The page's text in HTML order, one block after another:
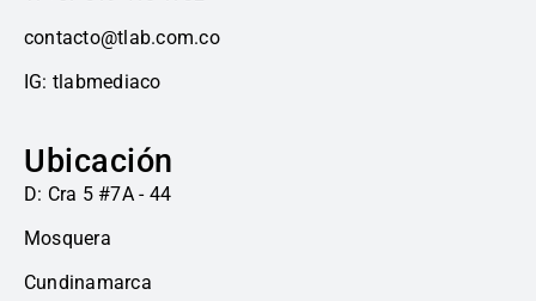
contacto@tlab.com.co
IG: tlabmediaco
Ubicación
D: Cra 5 #7A - 44
Mosquera
Cundinamarca